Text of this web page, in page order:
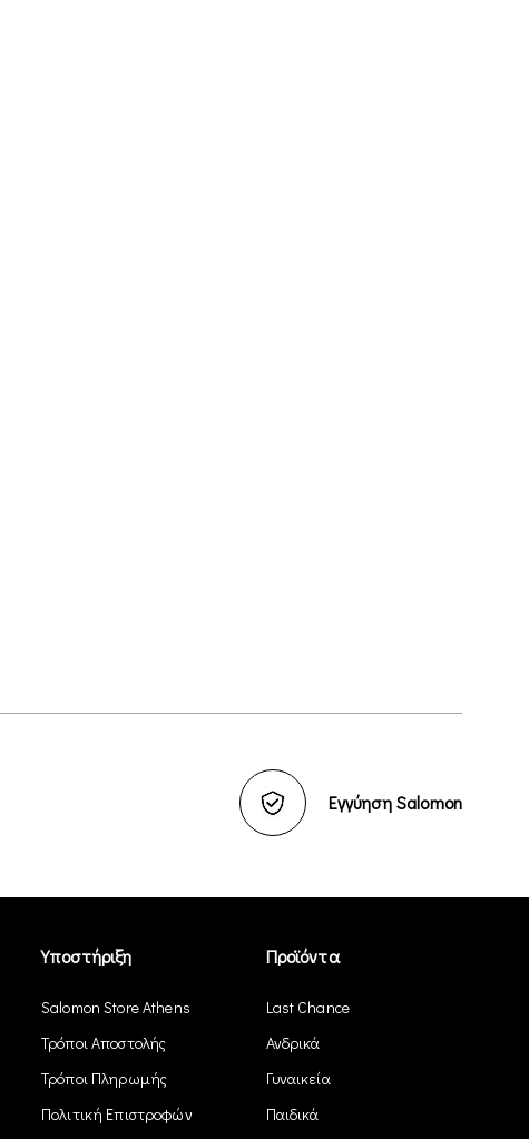
Εγγύηση Salomon
Υποστήριξη
Salomon Store Athens
Τρόποι Αποστολής
Τρόποι Πληρωμής
Πολιτική Επιστροφών
Προϊόντα
Last Chance
Ανδρικά
Γυναικεία
Παιδικά